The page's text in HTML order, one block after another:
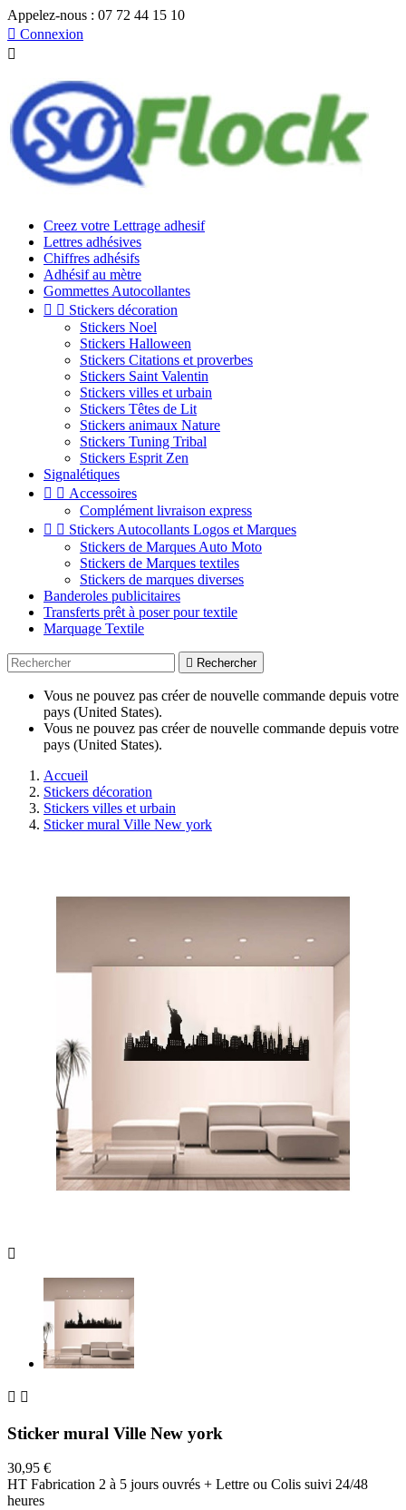
Appelez-nous : 07 72 44 15 10
 Connexion

Creez votre Lettrage adhesif
Lettres adhésives
Chiffres adhésifs
Adhésif au mètre
Gommettes Autocollantes
  Stickers décoration
Stickers Noel
Stickers Halloween
Stickers Citations et proverbes
Stickers Saint Valentin
Stickers villes et urbain
Stickers Têtes de Lit
Stickers animaux Nature
Stickers Tuning Tribal
Stickers Esprit Zen
Signalétiques
  Accessoires
Complément livraison express
  Stickers Autocollants Logos et Marques
Stickers de Marques Auto Moto
Stickers de Marques textiles
Stickers de marques diverses
Banderoles publicitaires
Transferts prêt à poser pour textile
Marquage Textile
 Rechercher
Vous ne pouvez pas créer de nouvelle commande depuis votre
pays (United States).
Vous ne pouvez pas créer de nouvelle commande depuis votre
pays (United States).
Accueil
Stickers décoration
Stickers villes et urbain
Sticker mural Ville New york

 
Sticker mural Ville New york
30,95 €
HT Fabrication 2 à 5 jours ouvrés + Lettre ou Colis suivi 24/48
heures